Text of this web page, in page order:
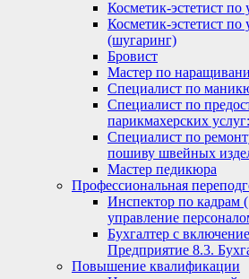
Косметик-эстетист по
Косметик-эстетист по
(шугаринг)
Бровист
Мастер по
Специалист по
Специалист по
парикмахерских
Специалист по
пошиву швейных
Мастер педикюра
Профессиональная
Инспектор по кадрам
управление
Бухгалтер с
Предприятие 8.3.
Повышение квалификации